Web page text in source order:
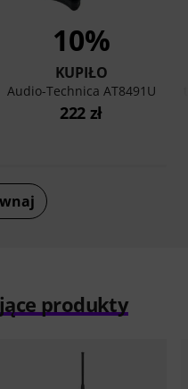
10%
KUPIŁO
Audio-Technica AT8491U
222 zł
produkty